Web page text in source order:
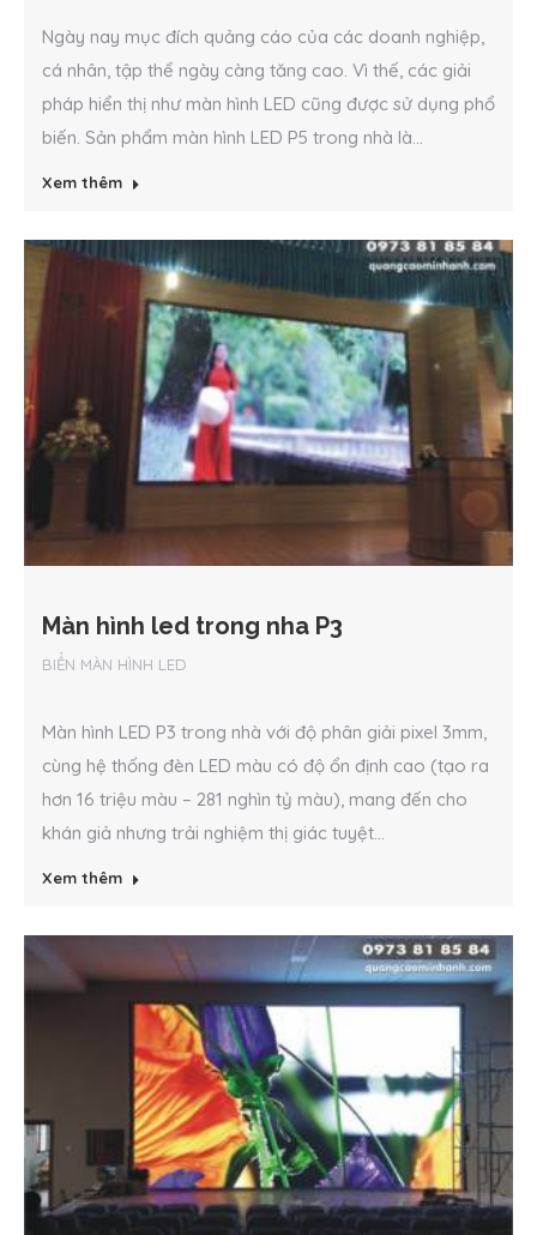
Ngày nay mục đích quảng cáo của các doanh nghiệp,
cá nhân, tập thể ngày càng tăng cao. Vì thế, các giải
pháp hiển thị như màn hình LED cũng được sử dụng phổ
biến. Sản phẩm màn hình LED P5 trong nhà là...
Xem thêm
Màn hình led trong nha P3
BIỂN MÀN HÌNH LED
Màn hình LED P3 trong nhà với độ phân giải pixel 3mm,
cùng hệ thống đèn LED màu có độ ổn định cao (tạo ra
hơn 16 triệu màu – 281 nghìn tỷ màu), mang đến cho
khán giả nhưng trải nghiệm thị giác tuyệt...
Xem thêm